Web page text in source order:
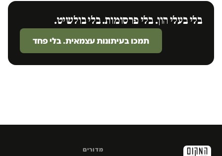
בלי בעלי הון. בלי פרסומות. בלי בולשיט.
תמכו בעיתונות עצמאית. בלי פחד
מדורים